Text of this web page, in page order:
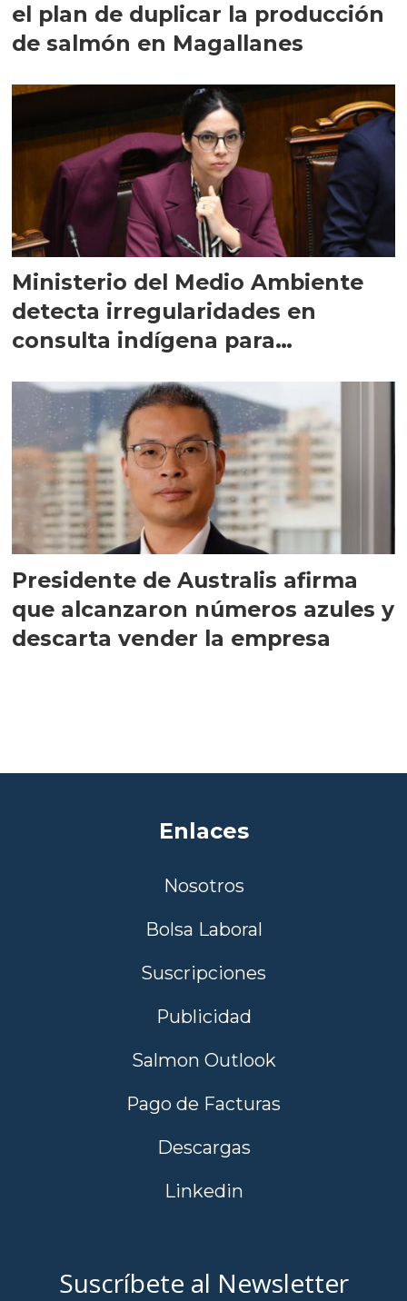
el plan de duplicar la producción
de salmón en Magallanes
Ministerio del Medio Ambiente
detecta irregularidades en
consulta indígena para
Presidente de Australis afirma
que alcanzaron números azules y
descarta vender la empresa
Enlaces
Nosotros
Bolsa Laboral
Suscripciones
Publicidad
Salmon Outlook
Pago de Facturas
Descargas
Linkedin
Suscríbete al Newsletter